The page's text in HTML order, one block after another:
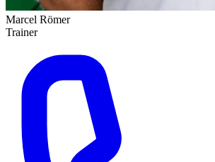
Marcel Römer
Trainer